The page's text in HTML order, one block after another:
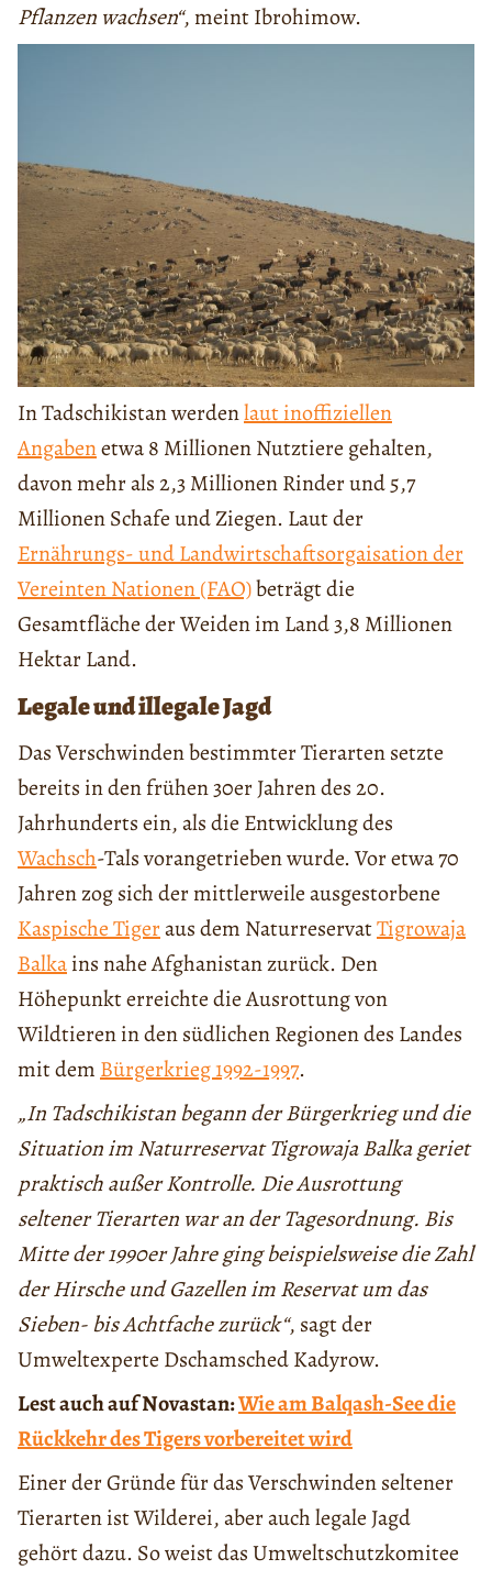
Pflanzen wachsen“, meint Ibrohimow.
In Tadschikistan werdenlaut inoffiziellen
Angabenetwa 8 Millionen Nutztiere gehalten,
davon mehr als 2,3 Millionen Rinder und 5,7
Millionen Schafe und Ziegen. Laut der
Ernährungs- und Landwirtschaftsorgaisation der
Vereinten Nationen (FAO)beträgt die
Gesamtfläche der Weiden im Land 3,8 Millionen
Hektar Land.
Legale und illegale Jagd
Das Verschwinden bestimmter Tierarten setzte
bereits in den frühen 30er Jahren des 20.
Jahrhunderts ein, als die Entwicklung des
Wachsch-Tals vorangetrieben wurde. Vor etwa 70
Jahren zog sich der mittlerweile ausgestorbene
Kaspische Tigeraus dem NaturreservatTigrowaja
Balkains nahe Afghanistan zurück. Den
Höhepunkt erreichte die Ausrottung von
Wildtieren in den südlichen Regionen des Landes
mit dem Bürgerkrieg 1992-1997.
„In Tadschikistan begann der Bürgerkrieg und die
Situation im Naturreservat Tigrowaja Balka geriet
praktisch außer Kontrolle. Die Ausrottung
seltener Tierarten war an der Tagesordnung. Bis
Mitte der 1990er Jahre ging beispielsweise die Zahl
der Hirsche und Gazellen im Reservat um das
Sieben- bis Achtfache zurück“, sagt der
Umweltexperte Dschamsched Kadyrow.
Lest auch auf Novastan:Wie am Balqash-See die
Rückkehr des Tigers vorbereitet wird
Einer der Gründe für das Verschwinden seltener
Tierarten ist Wilderei, aber auch legale Jagd
gehört dazu. So weist das Umweltschutzkomitee